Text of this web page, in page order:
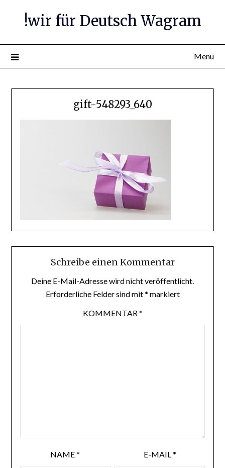
!wir für Deutsch Wagram
Menu
gift-548293_640
Schreibe einen Kommentar
Deine E-Mail-Adresse wird nicht veröffentlicht.
Erforderliche Felder sind mit* markiert
KOMMENTAR*
NAME* E-MAIL*